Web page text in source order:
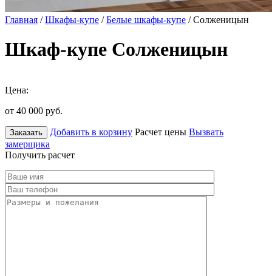
Главная /Шкафы-купе /Белые шкафы-купе / Солженицын
Шкаф-купе Солженицын
Цена:
от 40 000 руб.
Заказать Добавить в корзину Расчет цены Вызвать
замерщика
Получить расчет